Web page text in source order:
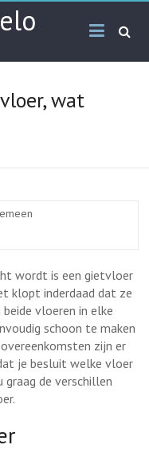
wat
wordt is een gietvloer
klopt inderdaad dat ze
vloeren in elke
schoon te maken
zijn er
je besluit welke vloer
de verschillen